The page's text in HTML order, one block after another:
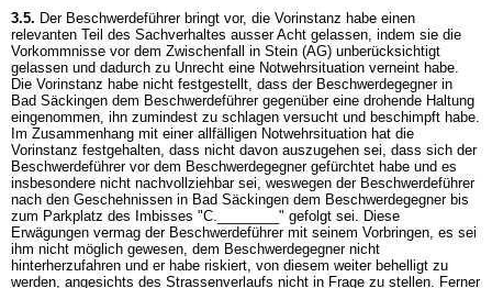
3.5. Der Beschwerdeführer bringt vor, die Vorinstanz habe einen
relevanten Teil des Sachverhaltes ausser Acht gelassen, indem sie die
Vorkommnisse vor dem Zwischenfall in Stein (AG) unberücksichtigt
gelassen und dadurch zu Unrecht eine Notwehrsituation verneint habe.
Die Vorinstanz habe nicht festgestellt, dass der Beschwerdegegner in
Bad Säckingen dem Beschwerdeführer gegenüber eine drohende Haltung
eingenommen, ihn zumindest zu schlagen versucht und beschimpft habe.
Im Zusammenhang mit einer allfälligen Notwehrsituation hat die
Vorinstanz festgehalten, dass nicht davon auszugehen sei, dass sich der
Beschwerdeführer vor dem Beschwerdegegner gefürchtet habe und es
insbesondere nicht nachvollziehbar sei, weswegen der Beschwerdeführer
nach den Geschehnissen in Bad Säckingen dem Beschwerdegegner bis
zum Parkplatz des Imbisses "C.________" gefolgt sei. Diese
Erwägungen vermag der Beschwerdeführer mit seinem Vorbringen, es sei
ihm nicht möglich gewesen, dem Beschwerdegegner nicht
hinterherzufahren und er habe riskiert, von diesem weiter behelligt zu
werden, angesichts des Strassenverlaufs nicht in Frage zu stellen. Ferner